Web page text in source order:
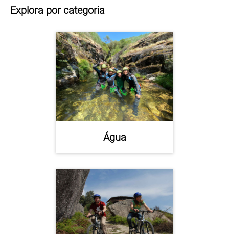
Explora por categoria
Água